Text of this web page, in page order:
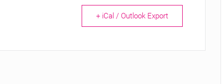
+ iCal / Outlook Export